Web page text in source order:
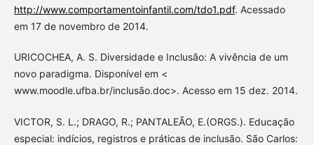
http://www.comportamentoinfantil.com/tdo1.pdf. Acessado
em 17 de novembro de 2014.
URICOCHEA, A. S. Diversidade e Inclusão: A vivência de um
novo paradigma. Disponível em <
www.moodle.ufba.br/inclusão.doc>. Acesso em 15 dez. 2014.
VICTOR, S. L.; DRAGO, R.; PANTALEÃO, E.(ORGS.). Educação
especial: indícios, registros e práticas de inclusão. São Carlos: